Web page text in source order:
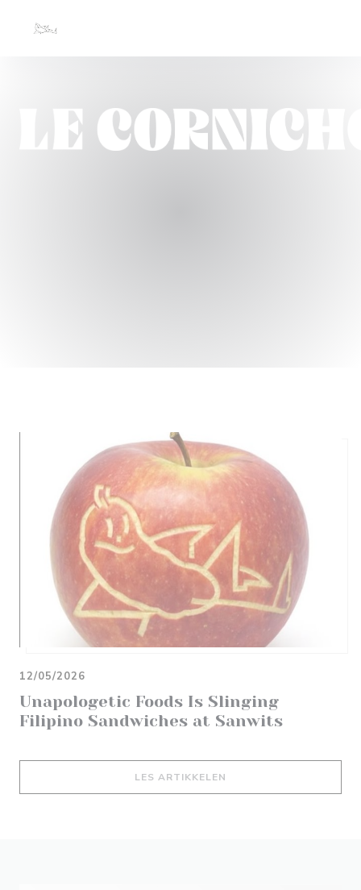
Unapologetic Foods Is Slinging
Filipino Sandwiches at Sanwits
12/05/2026
LES ARTIKKELEN